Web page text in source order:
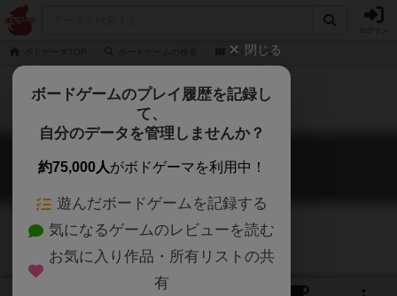
聖ドミンゴ
聖ドミンゴ
Santo Domingo
閉じる
ボードゲームのプレイ履歴を記録し
て、
自分のデータを管理しませんか？
約75,000人がボドゲーマを利用中！
遊んだボードゲームを記録する
気になるゲームのレビューを読む
お気に入り作品・所有リストの共
有